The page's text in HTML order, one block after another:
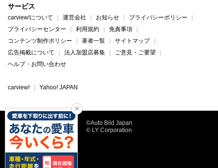
サービス
carview!について 運営会社 お知らせ
プライバシーポリシー
プライバシーセンター
利用規約
免責事項
コンテンツ制作ポリシー
著者一覧
サイトマップ
広告掲載について
法人加盟店募集
ご意見・ご要望
ヘルプ・お問い合わせ
carview! Yahoo! JAPAN
©Auto Bild Japan
© LY Corporation